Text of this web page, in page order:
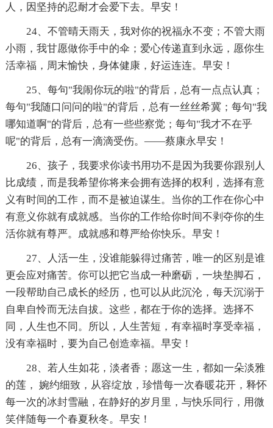
人，因坚持的忍耐才会爱下去。早安！
24、不管晴天雨天，我对你的祝福永不变；不管大雨
小雨，我甘愿做你手中的伞；爱心传递直到永远，愿你生
活幸福，周末愉快，身体健康，好运连连。早安！
25、每句"我闹你玩的啦"的背后，总有一点点认真；
每句"我随口问问的啦"的背后，总有一丝丝希冀；每句"我
哪知道啊"的背后，总有一些些察觉；每句"我才不在乎
呢"的背后，总有一滴滴受伤。——蔡康永早安！
26、孩子，我要求你读书用功不是因为我要你跟别人
比成绩，而是我希望你将来会拥有选择的权利，选择有意
义有时间的工作，而不是被迫谋生。当你的工作在你心中
有意义你就有成就感。当你的工作给你时间不剥夺你的生
活你就有尊严。成就感和尊严给你快乐。早安！
27、人活一生，没谁能躲得过痛苦，唯一的区别是谁
更会应对痛苦。你可以把它当成一种磨砺，一块垫脚石，
一段帮助自己成长的经历，也可以从此沉沦，每天沉溺于
自卑自怜而无法自拔。这些，都在于你的选择。选择不
同，人生也不同。所以，人生苦短，有幸福时享受幸福，
没有幸福时，要为自己创造幸福。早安！
28、若人生如花，淡者香；愿这一生，都如一朵淡雅
的莲， 婉约细致，从容绽放，珍惜每一次春暖花开，释怀
每一次的冰封雪融，在静好的岁月里，与快乐同行，用微
笑伴随每一个春夏秋冬。早安！